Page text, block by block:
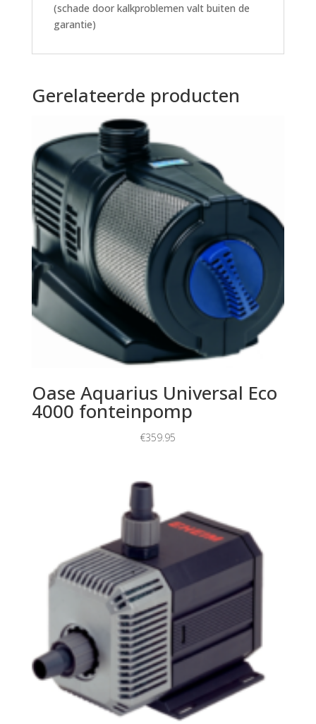
(schade door kalkproblemen valt buiten de
garantie)
Gerelateerde producten
Oase Aquarius Universal Eco
4000 fonteinpomp
€359.95